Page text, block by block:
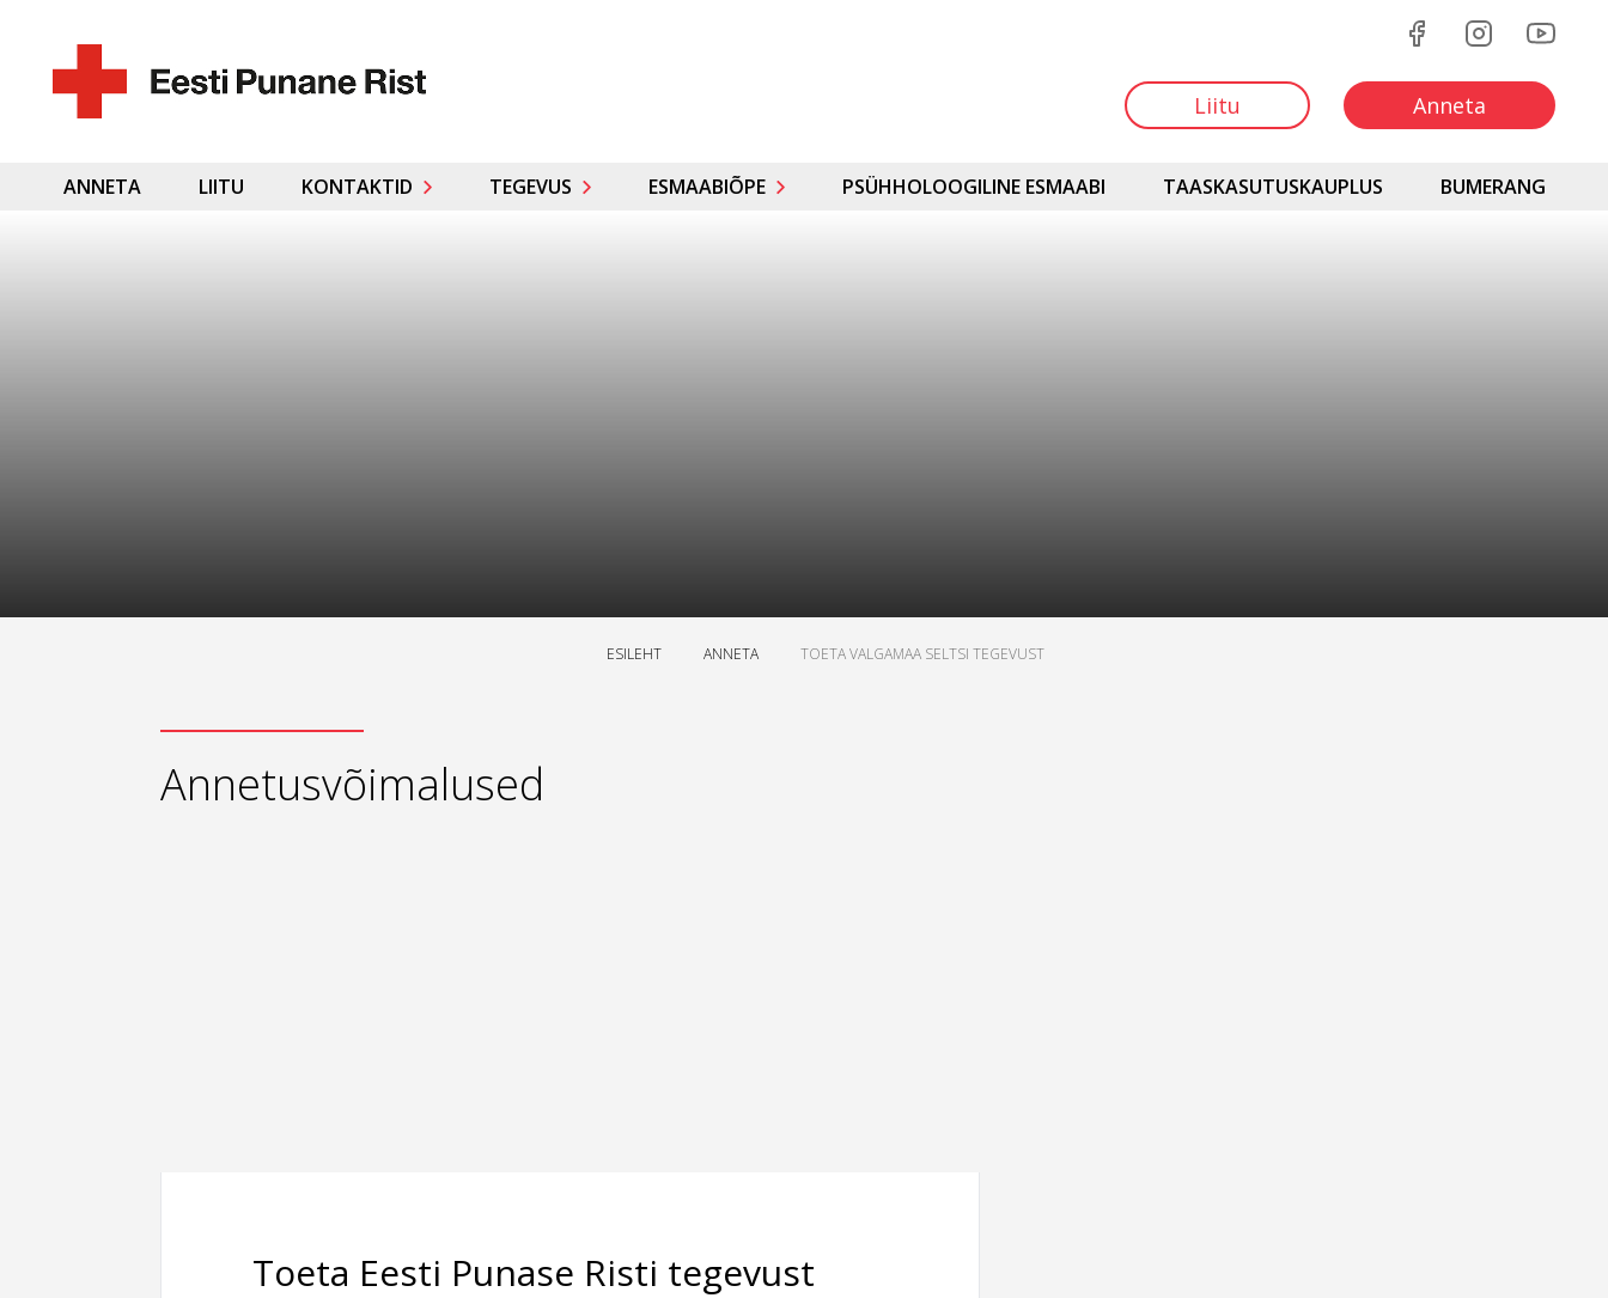
Liitu Anneta
ANNETA LIITU KONTAKTID TEGEVUS ESMAABIÕPE PSÜHHOLOOGILINE ESMAABI TAASKASUTUSKAUPLUS BUMERANG
ESILEHT ANNETA TOETA VALGAMAA SELTSI TEGEVUST
Annetusvõimalused
Toeta Eesti Punase Risti tegevust